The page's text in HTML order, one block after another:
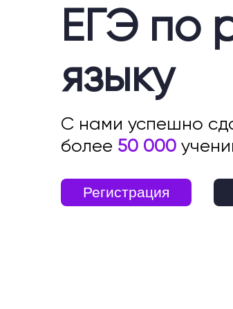
ЕГЭ по
языку
С нами успешно
более 50 000
Регистрация